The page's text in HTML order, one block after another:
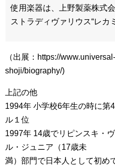
使用楽器は、上野製薬株式
ストラディヴァリウス“レカ
（出展：https://
shoji/biography/)
上記の他
1994年 小学校6年生の時に第
ル１位
1997年 14歳でリピンスキ・
ル・ジュニア（17歳未
満）部門で日本人として初め